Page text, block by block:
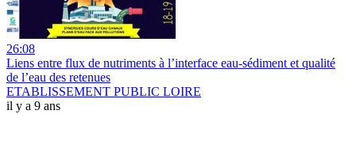
26:08
Liens entre flux de nutriments à l’interface eau-sédiment et qualité
de l’eau des retenues
ETABLISSEMENT PUBLIC LOIRE
il y a 9 ans